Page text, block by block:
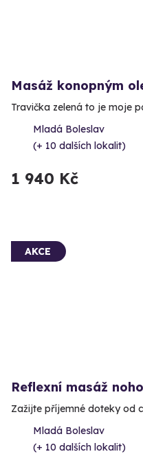
Masáž konopným
Travička zelená to je moje
Mladá Boleslav
(+ 10 dalších lokalit)
1 940 Kč
AKCE
Reflexní masáž
Zažijte příjemné doteky od
Mladá Boleslav
(+ 10 dalších lokalit)